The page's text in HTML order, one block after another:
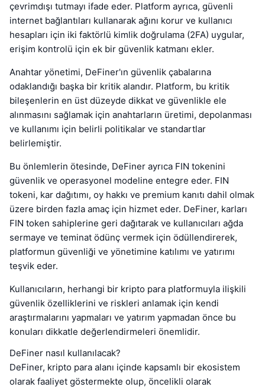
çevrimdışı tutmayı ifade eder. Platform ayrıca, güvenli
internet bağlantıları kullanarak ağını korur ve kullanıcı
hesapları için iki faktörlü kimlik doğrulama (2FA) uygular,
erişim kontrolü için ek bir güvenlik katmanı ekler.
Anahtar yönetimi, DeFiner'ın güvenlik çabalarına
odaklandığı başka bir kritik alandır. Platform, bu kritik
bileşenlerin en üst düzeyde dikkat ve güvenlikle ele
alınmasını sağlamak için anahtarların üretimi, depolanması
ve kullanımı için belirli politikalar ve standartlar
belirlemiştir.
Bu önlemlerin ötesinde, DeFiner ayrıca FIN tokenini
güvenlik ve operasyonel modeline entegre eder. FIN
tokeni, kar dağıtımı, oy hakkı ve premium kanıtı dahil olmak
üzere birden fazla amaç için hizmet eder. DeFiner, karları
FIN token sahiplerine geri dağıtarak ve kullanıcıları ağda
sermaye ve teminat ödünç vermek için ödüllendirerek,
platformun güvenliği ve yönetimine katılımı ve yatırımı
teşvik eder.
Kullanıcıların, herhangi bir kripto para platformuyla ilişkili
güvenlik özelliklerini ve riskleri anlamak için kendi
araştırmalarını yapmaları ve yatırım yapmadan önce bu
konuları dikkatle değerlendirmeleri önemlidir.
DeFiner nasıl kullanılacak?
DeFiner, kripto para alanı içinde kapsamlı bir ekosistem
olarak faaliyet göstermekte olup, öncelikli olarak